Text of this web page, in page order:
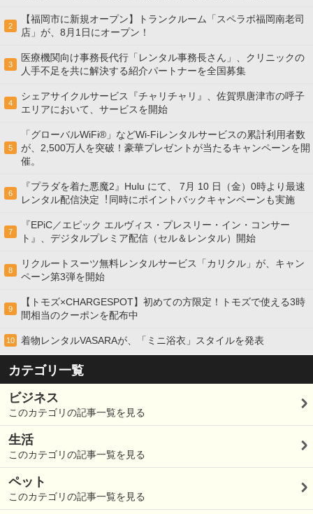
2
【福岡市に新規オープン】トランクルーム「スペラボ福岡南老司
店」が、8月1日にオープン！
3
医療機関向け事務長代行「レンタル事務長さん」、クリニックの
人手不足を共に解決する紹介パートナーを全国募集
4
シェアサイクルサービス『チャリチャリ』、佐賀県唐津市の呼子
エリアにおいて、サービスを開始
5
「グローバルWiFi®」などWi-Fiレンタルサービスの累計利用者数
が、2,500万人を突破！豪華プレゼントが当たるキャンペーンを開
催。
6
『プラダを着た悪魔2』Hulu にて、 7⽉ 10 ⽇（金）0時より最速
レンタル配信決定︕同時にポイントバックキャンペーンも実施
7
『EPiC／エピック エルヴィス・プレスリー・イン・コンサー
ト』、デジタルプレミア配信（セル＆レンタル）開始
8
リクルートスーツ無料レンタルサービス「カリクル」が、キャン
ペーン第3弾を開始
9
【トモズ×CHARGESPOT】初めての方限定！トモズで使える3時
間相当のクーポンを配布中
10 着物レンタルVASARAが、「ミニ浴衣」スタイルを発表
カテゴリ一覧
ビジネス
このカテゴリの記事一覧を見る
生活
このカテゴリの記事一覧を見る
ペット
このカテゴリの記事一覧を見る